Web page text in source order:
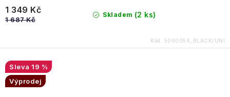
Skladem (2 ks)
1 349 Kč
1 687 Kč
Kód: 5060054_BLACK/UNI
19 %
Výprodej